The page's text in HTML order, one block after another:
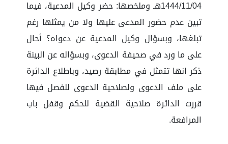
1444/11/04هـ وملخصها: حضر وكيل المدعية، فيما
تبين عدم حضور المدعى عليها ولا من يمثلها رغم
تبلغها، وبسؤال وكيل المدعية عن دعواه؟ أحال
على ما ورد في صحيفة الدعوى، وبسؤاله عن البينة
ذكر انها تتمثل في مطابقة رصيد، وباطلاع الدائرة
على ملف الدعوى ولصلاحية الدعوى للفصل فيها
قررت الدائرة صلاحية القضية للحكم وقفل باب
المرافعة.